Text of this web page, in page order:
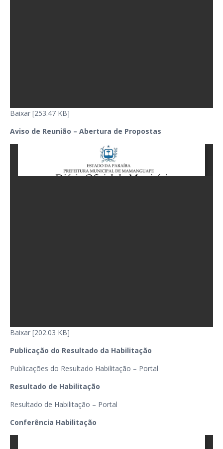
Baixar [253.47 KB]
Aviso de Reunião – Abertura de Propostas
Baixar [202.03 KB]
Publicação do Resultado da Habilitação
Publicações do Resultado Habilitação – Portal
Resultado de Habilitação
Resultado de Habilitação – Portal
Conferência Habilitação